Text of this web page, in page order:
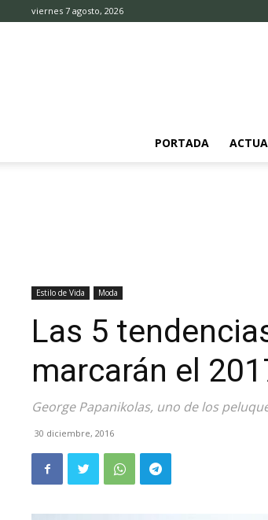
viernes 7 agosto, 2026
PORTADA
Estilo de Vida Moda
Las 5
marcarán el
George Papanikolas, uno de los
30 diciembre, 2016